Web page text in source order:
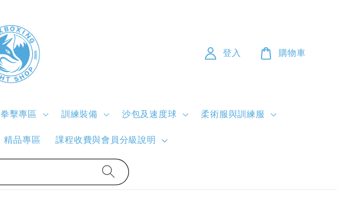
拳擊專區 訓練裝備 沙包及速度球 柔術服與訓練服
精品專區 課程收費與會員分級說明
登入 購物車